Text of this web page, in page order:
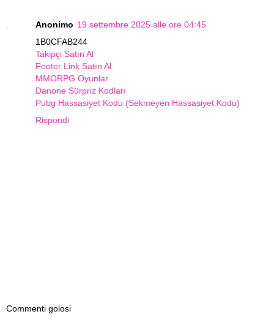
Anonimo 19 settembre 2025 alle ore 04:45
1B0CFAB244
Takipçi Satın Al
Footer Link Satın Al
MMORPG Oyunlar
Danone Sürpriz Kodları
Pubg Hassasiyet Kodu (Sekmeyen Hassasiyet Kodu)
Rispondi
Commenti golosi